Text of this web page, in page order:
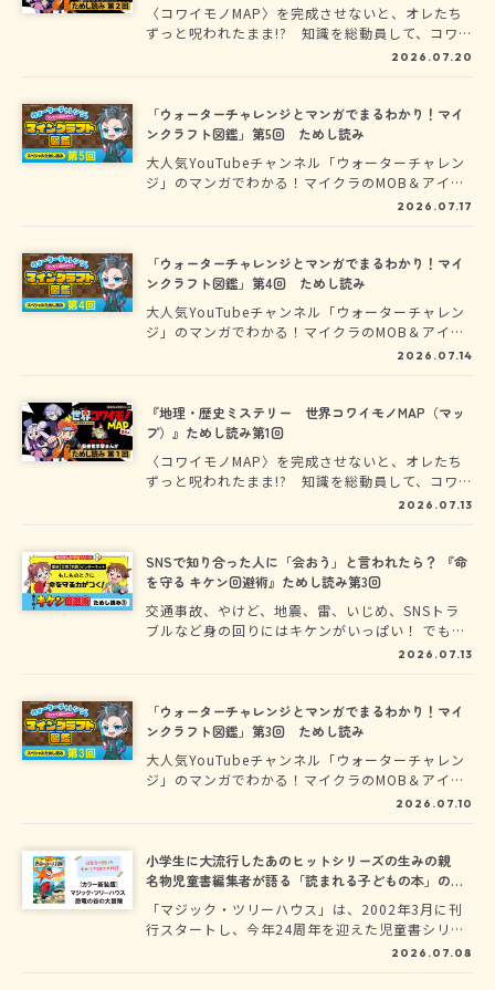
〈コワイモノMAP〉を完成させないと、オレたち
ずっと呪われたまま!? 知識を総動員して、コワイ
モノを探せ！ケロパの指示で神社に到着した３人
数々の不吉な言い伝えがあるようで……。
2026.07.20
「ウォーターチャレンジとマンガでまるわかり！マイ
ンクラフト図鑑」第5回 ためし読み
大人気YouTubeチャンネル「ウォーターチャレン
ジ」のマンガでわかる！マイクラのMOB＆アイテ
ム図鑑が登場★「ウォーターチャレンジとマンガ
2026.07.17
「ウォーターチャレンジとマンガでまるわかり！マイ
ンクラフト図鑑」第4回 ためし読み
大人気YouTubeチャンネル「ウォーターチャレン
ジ」のマンガでわかる！マイクラのMOB＆アイテ
ム図鑑が登場★「ウォーターチャレンジとマンガ
2026.07.14
『地理・歴史ミステリー 世界コワイモノMAP（マッ
プ）』ためし読み第1回
〈コワイモノMAP〉を完成させないと、オレたち
ずっと呪われたまま!? 知識を総動員して、コワイ
モノを探せ！コワイモノ研究部のレッタ・レイ・
2026.07.13
SNSで知り合った人に「会おう」と言われたら？ 『命
を守る キケン回避術』ためし読み第3回
交通事故、やけど、地震、雷、いじめ、SNSトラ
ブルなど身の回りにはキケンがいっぱい！ でも
「回避術」を知っていれば大丈夫。さまざまなキ
2026.07.13
「ウォーターチャレンジとマンガでまるわかり！マイ
ンクラフト図鑑」第3回 ためし読み
大人気YouTubeチャンネル「ウォーターチャレン
ジ」のマンガでわかる！マイクラのMOB＆アイテ
ム図鑑が登場★「ウォーターチャレンジとマンガ
2026.07.10
小学生に大流行したあのヒットシリーズの生みの親
名物児童書編集者が語る「読まれる子どもの本」の作
り方
「マジック・ツリーハウス」は、2002年3月に刊
行スタートし、今年24周年を迎えた児童書シリー
ズ。これまでに累計578万部売れている大ベスト
2026.07.08